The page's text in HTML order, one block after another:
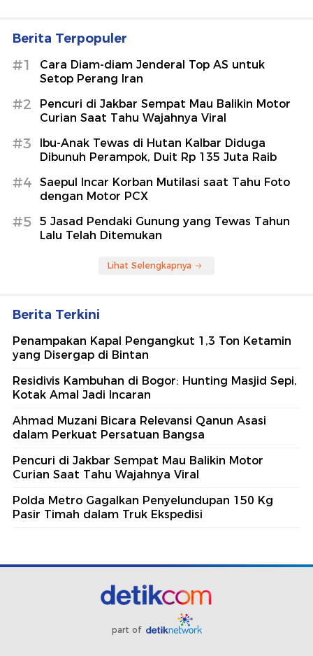
Berita Terpopuler
#1
Cara Diam-diam Jenderal Top AS untuk
Setop Perang Iran
#2
Pencuri di Jakbar Sempat Mau Balikin Motor
Curian Saat Tahu Wajahnya Viral
#3
Ibu-Anak Tewas di Hutan Kalbar Diduga
Dibunuh Perampok, Duit Rp 135 Juta Raib
#4
Saepul Incar Korban Mutilasi saat Tahu Foto
dengan Motor PCX
#5
5 Jasad Pendaki Gunung yang Tewas Tahun
Lalu Telah Ditemukan
Lihat Selengkapnya
Berita Terkini
Penampakan Kapal Pengangkut 1,3 Ton Ketamin
yang Disergap di Bintan
Residivis Kambuhan di Bogor: Hunting Masjid Sepi,
Kotak Amal Jadi Incaran
Ahmad Muzani Bicara Relevansi Qanun Asasi
dalam Perkuat Persatuan Bangsa
Pencuri di Jakbar Sempat Mau Balikin Motor
Curian Saat Tahu Wajahnya Viral
Polda Metro Gagalkan Penyelundupan 150 Kg
Pasir Timah dalam Truk Ekspedisi
part of